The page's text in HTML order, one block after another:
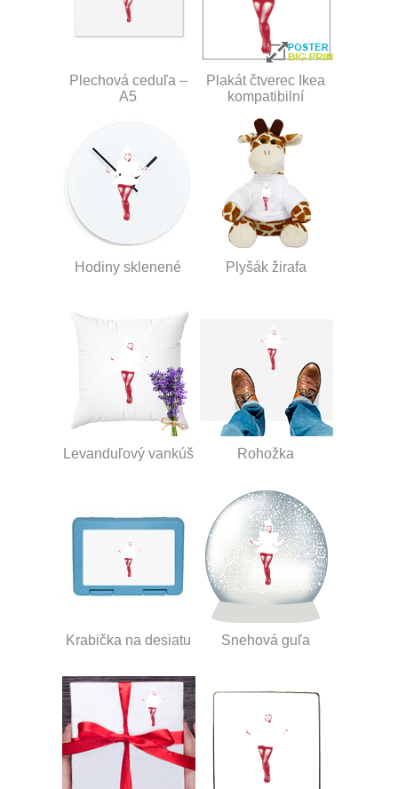
Plechová ceduľa –
A5
Plakát čtverec Ikea
kompatibilní
Hodiny sklenené Plyšák žirafa
Levanduľový vankúš Rohožka
Krabička na desiatu Snehová guľa